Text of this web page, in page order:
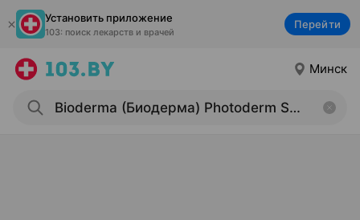
Установить приложение
103: поиск лекарств и врачей
Перейти
Минск